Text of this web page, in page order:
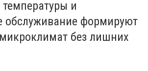
и
обслуживание формируют
без лишних